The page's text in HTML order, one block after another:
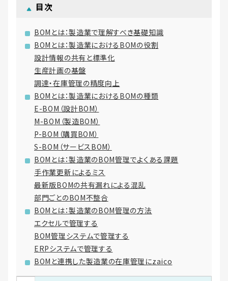
目次
BOMとは：製造業で理解すべき基礎知識
BOMとは：製造業におけるBOMの役割
設計情報の共有と標準化
生産計画の基盤
調達・在庫管理の精度向上
BOMとは：製造業におけるBOMの種類
E-BOM（設計BOM）
M-BOM（製造BOM）
P-BOM（購買BOM）
S-BOM（サービスBOM）
BOMとは：製造業のBOM管理でよくある課題
手作業更新によるミス
最新版BOMの共有漏れによる混乱
部門ごとのBOM不整合
BOMとは：製造業のBOM管理の方法
エクセルで管理する
BOM管理システムで管理する
ERPシステムで管理する
BOMと連携した製造業の在庫管理にzaico